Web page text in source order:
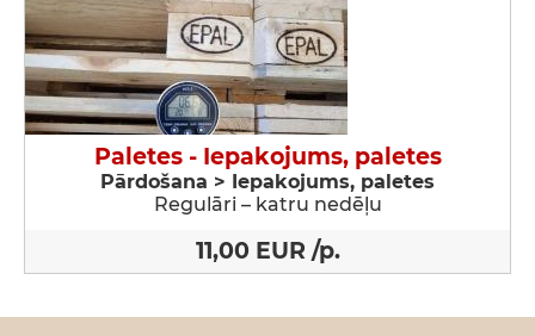
Paletes - Iepakojums, paletes
Pārdošana > Iepakojums, paletes
Regulāri – katru nedēļu
11,00 EUR /p.